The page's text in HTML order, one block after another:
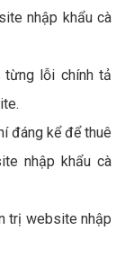
nhập khẩu cà
lỗi chính tả
đáng kể để thuê
nhập khẩu cà
trị website nhập